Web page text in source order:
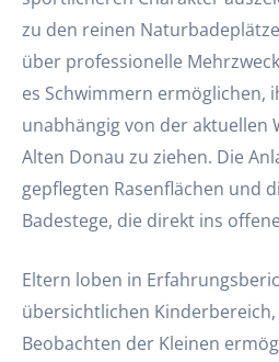
zu den reinen
über professionelle
es Schwimmern ermöglichen,
unabhängig von der aktuellen
Alten Donau zu ziehen. Die
gepflegten Rasenflächen und
Badestege, die direkt ins
Eltern loben in
übersichtlichen
Beobachten der Kleinen